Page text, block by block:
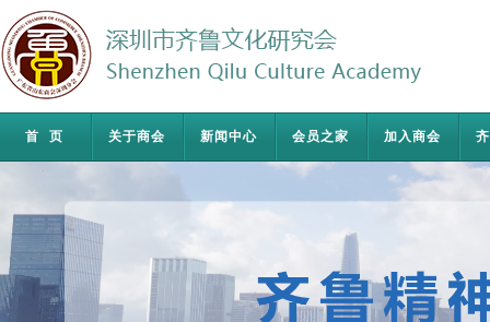
首页 关于商会 新闻中心 会员之家 加入商会